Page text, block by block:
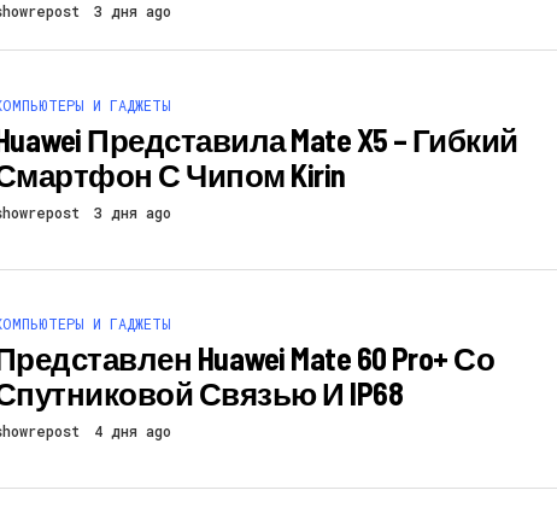
3 дня ago
И ГАДЖЕТЫ
Представила Mate X5 – Гибкий
С Чипом Kirin
3 дня ago
И ГАДЖЕТЫ
Huawei Mate 60 Pro+ Со
Связью И IP68
4 дня ago